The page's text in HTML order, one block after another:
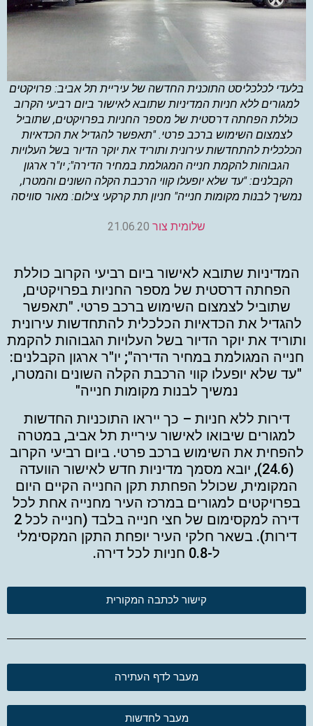
בלעדי לכלכליסט התוכנית החדשה של עיריית תל אביב: פרויקטים
למגורים ללא חניות המדיניות שתובא לאישור ביום רביעי הקרוב
כוללת הפחתה דרסטית של מספר החניות בפרויקטים, שתוביל
לצמצום השימוש ברכב פרטי. "תאפשר להגדיל את הכדאיות
הכלכלית להתחדשות עירונית ותוריד את יוקר הדיור בשל העלויות
הגבוהות להקמת חנייה המגולמת במחיר הדירה"; יו"ר ארגון
הקבלנים: "עד שלא יופעלו קווי הרכבת הקלה השונים והמטרו,
נמשיך לבנות מקומות חנייה" חניון תת קרקעי צילום: מאור סוויסה
שלומית צור
המדיניות שתובא לאישור ביום רביעי הקרוב כוללת
הפחתה דרסטית של מספר החניות בפרויקטים,
שתוביל לצמצום השימוש ברכב פרטי. "תאפשר
להגדיל את הכדאיות הכלכלית להתחדשות עירונית
ותוריד את יוקר הדיור בשל העלויות הגבוהות להקמת
חנייה המגולמת במחיר הדירה"; יו"ר ארגון הקבלנים:
"עד שלא יופעלו קווי הרכבת הקלה השונים והמטרו,
נמשיך לבנות מקומות חנייה"
דירות ללא חניות – כך ייראו התוכניות החדשות
למגורים שיבואו לאישור עיריית תל אביב, במטרה
להפחית את השימוש ברכב פרטי. ביום רביעי הקרוב
(24.6), יובא מסמך מדיניות חדש לאישור הוועדה
המקומית, שכולל הפחתת תקן החנייה הקיים היום
בפרויקטים למגורים במרכז העיר מחנייה אחת לכל
דירה למקסימום של חצי חנייה בלבד (חנייה לכל 2
דירות). בשאר חלקי העיר יופחת התקן המקסימלי
ל-0.8 חניות לכל דירה.
קישור לכתבה המקורית
מעבר לדף העתירה
מעבר לחדשות